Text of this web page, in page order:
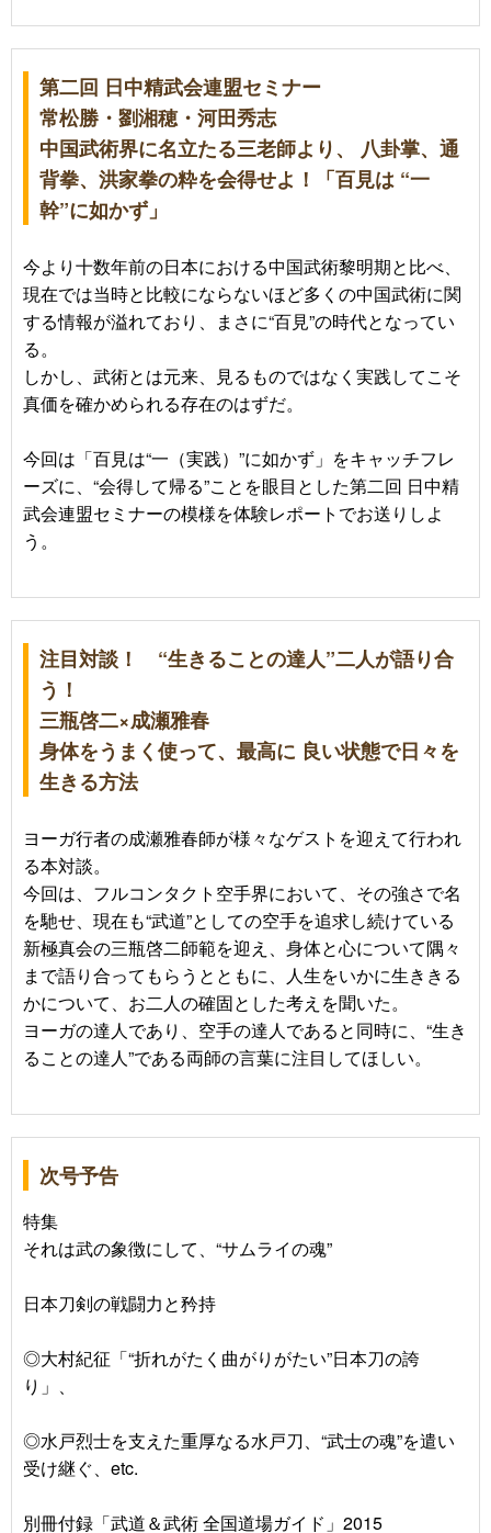
第二回 日中精武会連盟セミナー
常松勝・劉湘穂・河田秀志
中国武術界に名立たる三老師より、 八卦掌、通
背拳、洪家拳の粋を会得せよ！「百見は “一
幹”に如かず」
今より十数年前の日本における中国武術黎明期と比べ、
現在では当時と比較にならないほど多くの中国武術に関
する情報が溢れており、まさに“百見”の時代となってい
る。
しかし、武術とは元来、見るものではなく実践してこそ
真価を確かめられる存在のはずだ。
今回は「百見は“一（実践）”に如かず」をキャッチフレ
ーズに、“会得して帰る”ことを眼目とした第二回 日中精
武会連盟セミナーの模様を体験レポートでお送りしよ
う。
注目対談！ “生きることの達人”二人が語り合
う！
三瓶啓二×成瀬雅春
身体をうまく使って、最高に 良い状態で日々を
生きる方法
ヨーガ行者の成瀬雅春師が様々なゲストを迎えて行われ
る本対談。
今回は、フルコンタクト空手界において、その強さで名
を馳せ、現在も“武道”としての空手を追求し続けている
新極真会の三瓶啓二師範を迎え、身体と心について隅々
まで語り合ってもらうとともに、人生をいかに生ききる
かについて、お二人の確固とした考えを聞いた。
ヨーガの達人であり、空手の達人であると同時に、“生き
ることの達人”である両師の言葉に注目してほしい。
次号予告
特集
それは武の象徴にして、“サムライの魂”
日本刀剣の戦闘力と矜持
◎大村紀征「“折れがたく曲がりがたい”日本刀の誇
り」、
◎水戸烈士を支えた重厚なる水戸刀、“武士の魂”を遣い
受け継ぐ、etc.
別冊付録「武道＆武術 全国道場ガイド」2015